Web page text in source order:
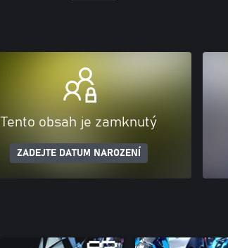
Tento obsah je zamknutý
ZADEJTE DATUM NAROZENÍ